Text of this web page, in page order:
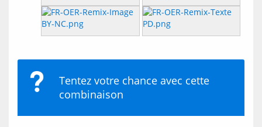
Tentez votre chance avec cette
combinaison